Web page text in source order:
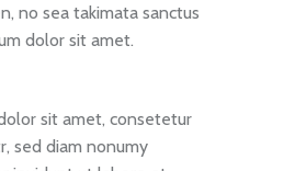
no sea takimata sanctus
dolor sit amet.
sit amet, consetetur
sed diam nonumy